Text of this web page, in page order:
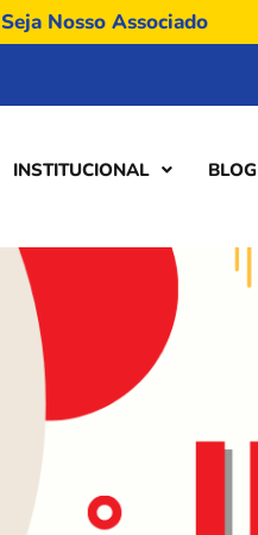
Seja Nosso Associado
INSTITUCIONAL BLOG